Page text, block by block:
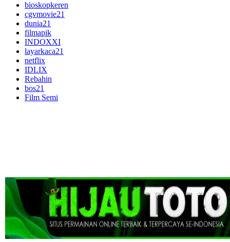
bioskopkeren
cgvmovie21
dunia21
filmapik
INDOXXI
layarkaca21
netflix
IDLIX
Rebahin
bos21
Film Semi